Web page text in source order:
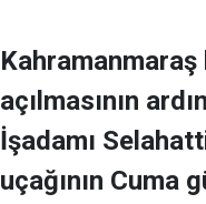
açılmasının
İşadamı
uçağının Cuma